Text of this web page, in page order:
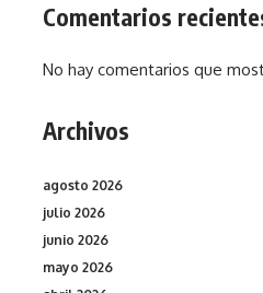
Comentarios
No hay comentarios que
Archivos
agosto 2026
julio 2026
junio 2026
mayo 2026